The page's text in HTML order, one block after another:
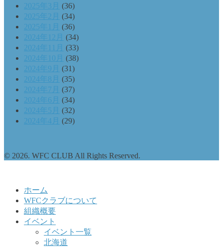
2025年3月 (36)
2025年2月 (34)
2025年1月 (36)
2024年12月 (34)
2024年11月 (33)
2024年10月 (38)
2024年9月 (31)
2024年8月 (35)
2024年7月 (37)
2024年6月 (34)
2024年5月 (32)
2024年4月 (29)
© 2026. WFC CLUB All Rights Reserved.
ホーム
WFCクラブについて
組織概要
イベント
イベント一覧
北海道